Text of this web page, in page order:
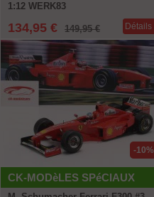
1:12 WERK83
134,95 € 149,95 € Détails
CK-MODèLES SPéCIAUX
-10%